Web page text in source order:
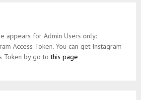
appears for Admin Users only:
Access Token. You can get Instagram
Token by go tothis page